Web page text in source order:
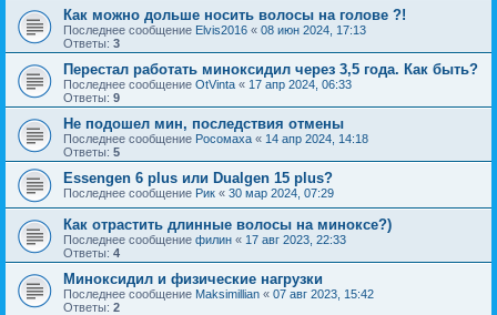
Как можно дольше носить волосы на голове ?!
Последнее сообщение Elvis2016 « 08 июн 2024, 17:13
Ответы: 3
Перестал работать миноксидил через 3,5 года. Как быть?
Последнее сообщение OtVinta « 17 апр 2024, 06:33
Ответы: 9
Не подошел мин, последствия отмены
Последнее сообщение Росомаха « 14 апр 2024, 14:18
Ответы: 5
Essengen 6 plus или Dualgen 15 plus?
Последнее сообщение Рик « 30 мар 2024, 07:29
Как отрастить длинные волосы на миноксе?)
Последнее сообщение филин « 17 авг 2023, 22:33
Ответы: 4
Миноксидил и физические нагрузки
Последнее сообщение Maksimillian « 07 авг 2023, 15:42
Ответы: 2